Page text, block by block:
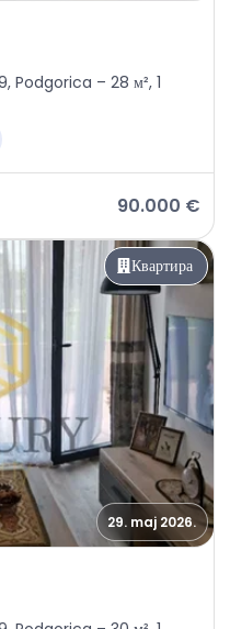
Blok 9
9, Podgorica – 28 м², 1
90.000 €
Квартира
29. maj 2026.
Blok 9